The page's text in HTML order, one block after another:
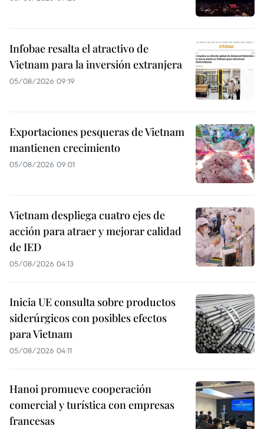
Infobae resalta el atractivo de
Vietnam para la inversión extranjera
05/08/2026 09:19
Exportaciones pesqueras de Vietnam
mantienen crecimiento
05/08/2026 09:01
Vietnam despliega cuatro ejes de
acción para atraer y mejorar calidad
de IED
05/08/2026 04:13
Inicia UE consulta sobre productos
siderúrgicos con posibles efectos
para Vietnam
05/08/2026 04:11
Hanoi promueve cooperación
comercial y turística con empresas
francesas